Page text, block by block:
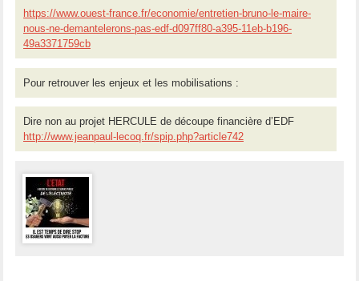
https://www.ouest-france.fr/economie/entretien-bruno-le-maire-
nous-ne-demantelerons-pas-edf-d097ff80-a395-11eb-b196-
49a3371759cb
Pour retrouver les enjeux et les mobilisations :
Dire non au projet HERCULE de découpe financière d’EDF
http://www.jeanpaul-lecoq.fr/spip.php?article742